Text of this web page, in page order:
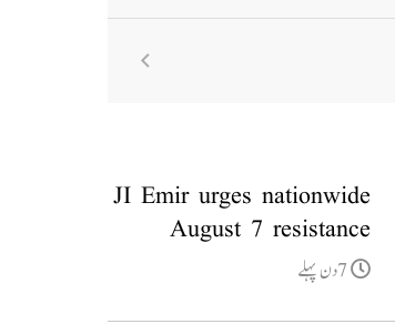
JI Emir urges nationwide
August 7 resistance